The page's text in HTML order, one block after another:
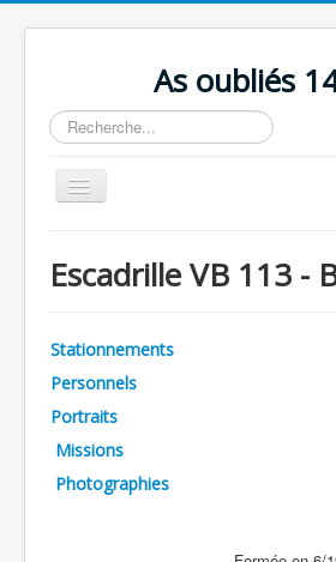
As oubliés
Rechercher
Basculer
la
Chronologie
Avions
Personnels
Formation
Escadrille VB 113 -
Stationnements
Personnels
Portraits
Missions
Photographies